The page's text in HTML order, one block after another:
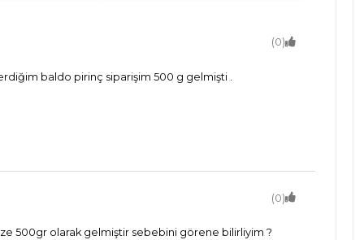
(0)
baldo pirinç siparişim 500 g gelmişti .
(0)
500gr olarak gelmiştir sebebini görene bilirliyim ?